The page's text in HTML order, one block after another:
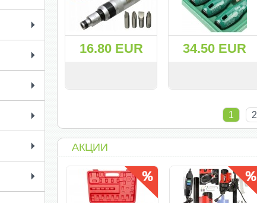
16.80 EUR 34.50 EUR
1 2
АКЦИИ